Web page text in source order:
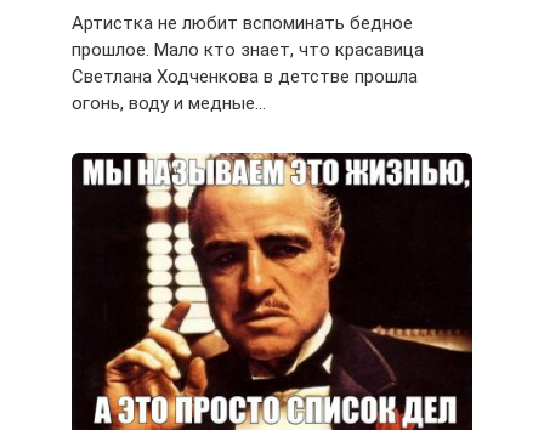
Артистка не любит вспоминать бедное
прошлое. Мало кто знает, что красавица
Светлана Ходченкова в детстве прошла
огонь, воду и медные…